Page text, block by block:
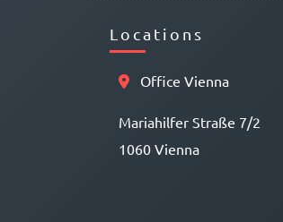
Locations
Office Vienna
Mariahilfer Straße 7/2
1060 Vienna